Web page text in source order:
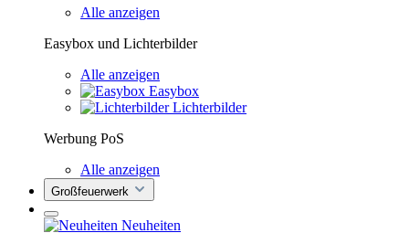
Alle anzeigen
Easybox und Lichterbilder
Alle anzeigen
Easybox
Lichterbilder
Werbung PoS
Alle anzeigen
Großfeuerwerk
Neuheiten